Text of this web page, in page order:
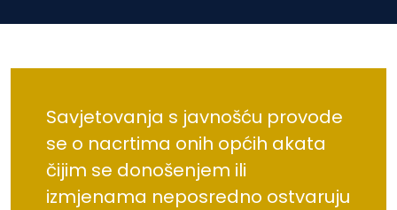
Savjetovanja s javnošću provode
se o nacrtima onih općih akata
čijim se donošenjem ili
izmjenama neposredno ostvaruju